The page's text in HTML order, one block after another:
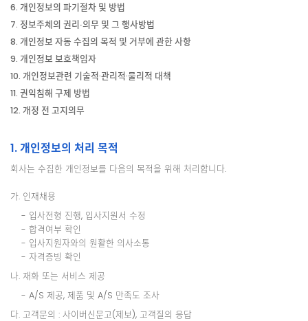
6. 개인정보의 파기절차 및 방법
7. 정보주체의 권리∙의무 및 그 행사방법
8. 개인정보 자동 수집의 목적 및 거부에 관한 사항
9. 개인정보 보호책임자
10. 개인정보관련 기술적·관리적·물리적 대책
11. 권익침해 구제 방법
12. 개정 전 고지의무
1. 개인정보의 처리 목적
회사는 수집한 개인정보를 다음의 목적을 위해 처리합니다.
가. 인재채용
- 입사전형 진행, 입사지원서 수정
- 합격여부 확인
- 입사지원자와의 원활한 의사소통
- 자격증빙 확인
나. 재화 또는 서비스 제공
- A/S 제공, 제품 및 A/S 만족도 조사
다. 고객문의 : 사이버신문고(제보), 고객질의 응답